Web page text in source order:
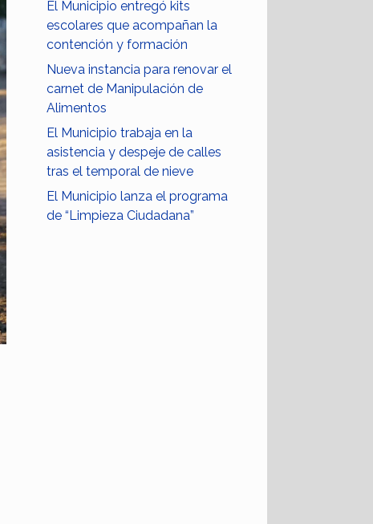
El Municipio entregó kits
escolares que acompañan la
contención y formación
Nueva instancia para renovar el
carnet de Manipulación de
Alimentos
El Municipio trabaja en la
asistencia y despeje de calles
tras el temporal de nieve
El Municipio lanza el programa
de “Limpieza Ciudadana”